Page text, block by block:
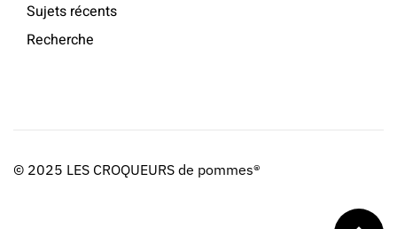
Sujets récents
Recherche
© 2025 LES CROQUEURS de pommes®